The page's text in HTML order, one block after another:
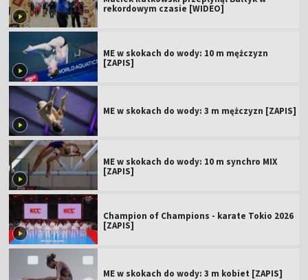
rekordowym czasie [WIDEO]
ME w skokach do wody: 10 m mężczyzn
[ZAPIS]
ME w skokach do wody: 3 m mężczyzn [ZAPIS]
ME w skokach do wody: 10 m synchro MIX
[ZAPIS]
Champion of Champions - karate Tokio 2026
[ZAPIS]
ME w skokach do wody: 3 m kobiet [ZAPIS]